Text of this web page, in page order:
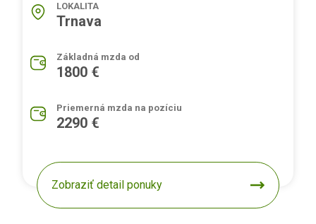
LOKALITA
Trnava
Základná mzda od
1800 €
Priemerná mzda na pozíciu
2290 €
Zobraziť detail ponuky